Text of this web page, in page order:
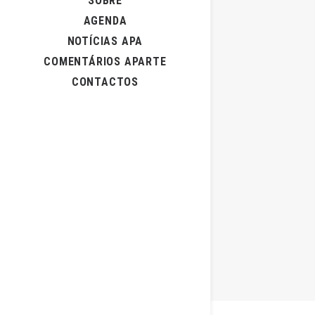
AGENDA
NOTÍCIAS APA
COMENTÁRIOS APARTE
CONTACTOS